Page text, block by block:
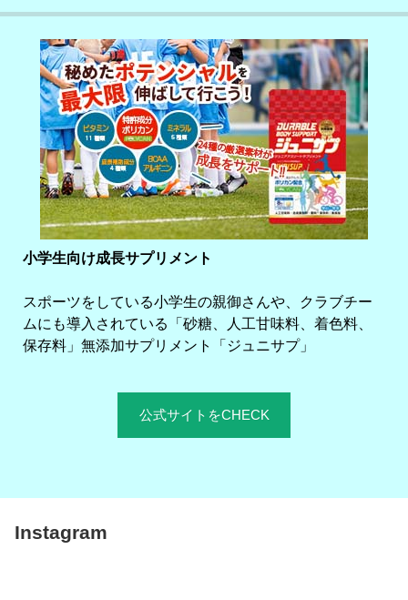
小学生向け成長サプリメント
スポーツをしている小学生の親御さんや、クラブチー
ムにも導入されている「砂糖、人工甘味料、着色料、
保存料」無添加サプリメント「ジュニサプ」
公式サイトをCHECK
Instagram